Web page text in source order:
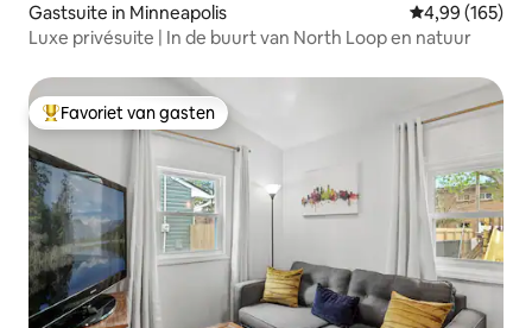
Gastsuite in Minneapolis Gemiddelde
4,99 (165)
Luxe privésuite | In de buurt van North Loop en natuur
Topfavoriet van gasten
Favoriet van gasten